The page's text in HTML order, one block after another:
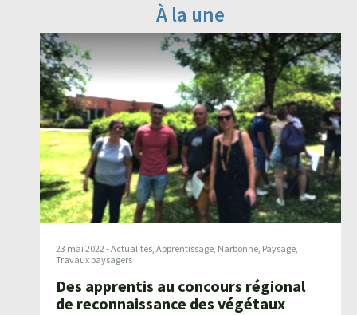
À la une
23 mai 2022-Actualités, Apprentissage, Narbonne, Paysage,
Travaux paysagers
Des apprentis au concours régional
de reconnaissance des végétaux